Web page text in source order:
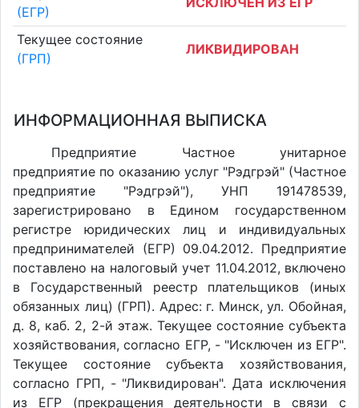
(ЕГР)
Текущее состояние
(ГРП)
ЛИКВИДИРОВАН
ИНФОРМАЦИОННАЯ ВЫПИСКА
Предприятие Частное унитарное
предприятие по оказанию услуг "Рэдгрэй" (Частное
предприятие "Рэдгрэй"), УНП 191478539,
зарегистрировано в Едином государственном
регистре юридических лиц и индивидуальных
предпринимателей (ЕГР) 09.04.2012. Предприятие
поставлено на налоговый учет 11.04.2012, включено
в Государственный реестр плательщиков (иных
обязанных лиц) (ГРП). Адрес: г. Минск, ул. Обойная,
д. 8, каб. 2, 2-й этаж. Текущее состояние субъекта
хозяйствования, согласно ЕГР, - "Исключен из ЕГР".
Текущее состояние субъекта хозяйствования,
согласно ГРП, - "Ликвидирован". Дата исключения
из ЕГР (прекращения деятельности в связи с